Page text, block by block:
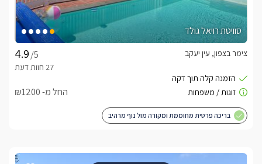
סוויטת רויאל גולד
/5
צימר בצפון, עין יעקב
החל מ- ₪1200
בריכה פרטית מחוממת ומקורה מול נוף מרהיב